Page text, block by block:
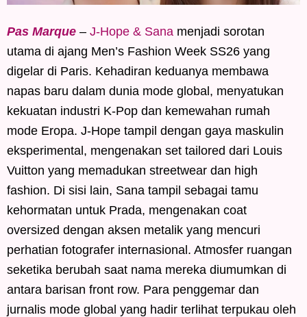
Pas Marque – J-Hope & Sana menjadi sorotan
utama di ajang Men’s Fashion Week SS26 yang
digelar di Paris. Kehadiran keduanya membawa
napas baru dalam dunia mode global, menyatukan
kekuatan industri K-Pop dan kemewahan rumah
mode Eropa. J-Hope tampil dengan gaya maskulin
eksperimental, mengenakan set tailored dari Louis
Vuitton yang memadukan streetwear dan high
fashion. Di sisi lain, Sana tampil sebagai tamu
kehormatan untuk Prada, mengenakan coat
oversized dengan aksen metalik yang mencuri
perhatian fotografer internasional. Atmosfer ruangan
seketika berubah saat nama mereka diumumkan di
antara barisan front row. Para penggemar dan
jurnalis mode global yang hadir terlihat terpukau oleh